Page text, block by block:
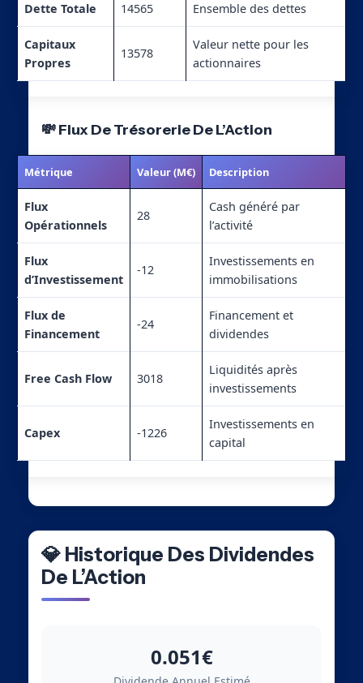
Dette Totale 14565 Ensemble des dettes
Capitaux
Propres
13578
Valeur nette pour les
actionnaires
💸 Flux De Trésorerie De L’Action
Métrique Valeur (M€) Description
Flux
Opérationnels
28
Cash généré par
l’activité
Flux
d’Investissement
-12
Investissements en
immobilisations
Flux de
Financement
-24
Financement et
dividendes
Free Cash Flow 3018
Liquidités après
investissements
Capex -1226
Investissements en
capital
💎 Historique Des Dividendes
De L’Action
0.051€